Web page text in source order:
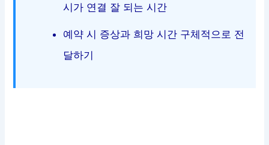
시가 연결 잘 되는 시간
예약 시 증상과 희망 시간 구체적으로 전
달하기